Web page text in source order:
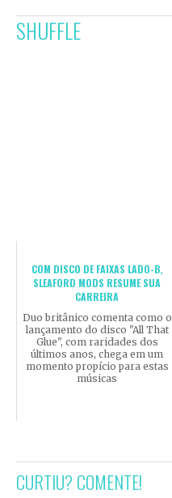
SHUFFLE
COM DISCO DE FAIXAS LADO-B,
SLEAFORD MODS RESUME SUA
CARREIRA
Duo britânico comenta como o
lançamento do disco "All That
Glue", com raridades dos
últimos anos, chega em um
momento propício para estas
músicas
CURTIU? COMENTE!